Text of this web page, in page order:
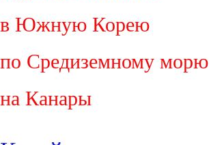
в Южную Корею
по Средиземному морю
на Канары